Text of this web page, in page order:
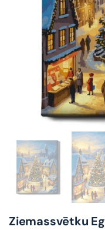
Ziemassvētku